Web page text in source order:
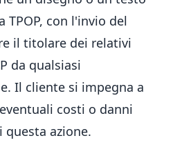
TPOP, con l'invio del
il titolare dei relativi
da qualsiasi
Il cliente si impegna a
costi o danni
questa azione.